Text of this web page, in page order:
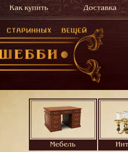
Как купить Доставка
Мебель